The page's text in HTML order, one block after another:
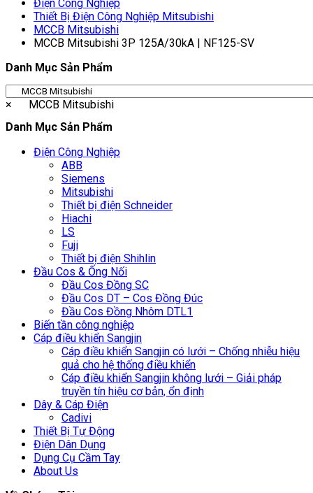
Điện Công Nghiệp
Thiết Bị Điện Công Nghiệp Mitsubishi
MCCB Mitsubishi
MCCB Mitsubishi 3P 125A/30kA | NF125-SV
Danh Mục Sản Phẩm
× MCCB Mitsubishi
Danh Mục Sản Phẩm
Điện Công Nghiệp
ABB
Siemens
Mitsubishi
Thiết bị điện Schneider
Hiachi
LS
Fuji
Thiết bị điện Shihlin
Đầu Cos & Ống Nối
Đầu Cos Đồng SC
Đầu Cos DT – Cos Đồng Đúc
Đầu Cos Đồng Nhôm DTL1
Biến tần công nghiệp
Cáp điều khiển Sangjin
Cáp điều khiển Sangjin có lưới – Chống nhiễu hiệu
quả cho hệ thống điều khiển
Cáp điều khiển Sangjin không lưới – Giải pháp
truyền tín hiệu cơ bản, ổn định
Dây & Cáp Điện
Cadivi
Thiết Bị Tự Động
Điện Dân Dụng
Dụng Cụ Cầm Tay
About Us